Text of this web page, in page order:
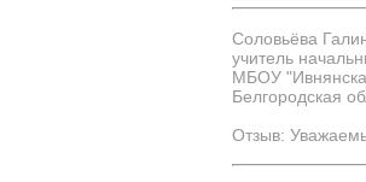
Соловьёва
учитель
МБОУ
Белгородская
Отзыв: